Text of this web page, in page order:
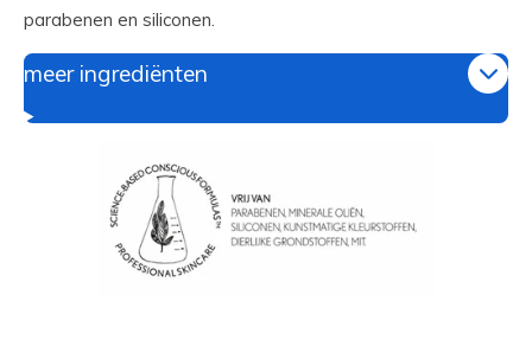
parabenen en siliconen.
meer ingrediënten